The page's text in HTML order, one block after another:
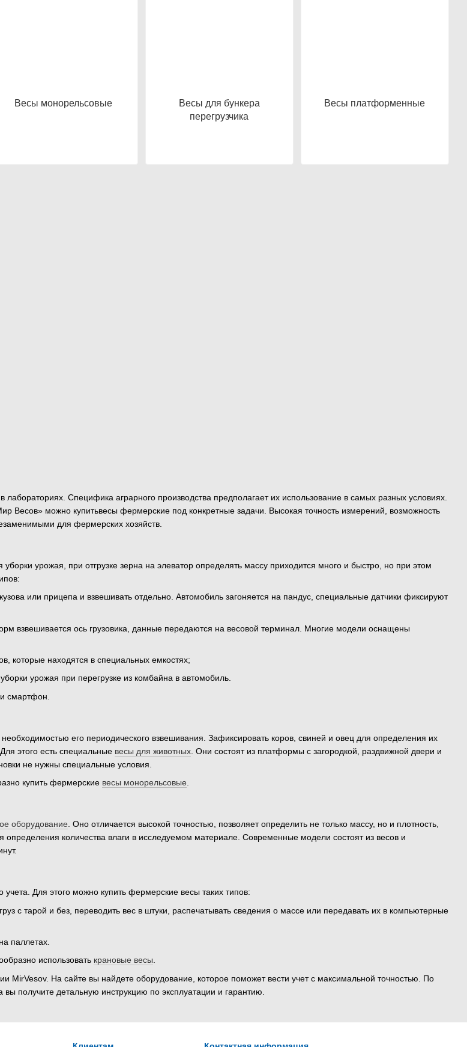
Специфика аграрного производства предполагает их использование в самых разных условиях.
Весов» можно купитьвесы фермерские под конкретные задачи. Высокая точность измерений, возможность
для фермерских хозяйств.
урожая, при отгрузке зерна на элеватор определять массу приходится много и быстро, но при этом
или прицепа и взвешивать отдельно. Автомобиль загоняется на пандус, специальные датчики фиксируют
взвешивается ось грузовика, данные передаются на весовой терминал. Многие модели оснащены
которые находятся в специальных емкостях;
урожая при перегрузке из комбайна в автомобиль.
смартфон.
его периодического взвешивания. Зафиксировать коров, свиней и овец для определения их
этого есть специальные весы для животных . Они состоят из платформы с загородкой, раздвижной двери и
не нужны специальные условия.
купить фермерские весы монорельсовые
оборудование . Оно отличается высокой точностью, позволяет определить не только массу, но и плотность,
определения количества влаги в исследуемом материале. Современные модели состоят из весов и
Для этого можно купить фермерские весы таких типов:
с тарой и без, переводить вес в штуки, распечатывать сведения о массе или передавать их в компьютерные
паллетах.
использовать крановые весы.
На сайте вы найдете оборудование, которое поможет вести учет с максимальной точностью. По
получите детальную инструкцию по эксплуатации и гарантию.
Весы монорельсовые
Весы для бункера
перегрузчика
Весы платформенные